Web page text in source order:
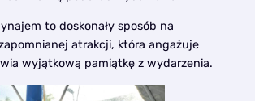
to doskonały sposób na
atrakcji, która angażuje
wyjątkową pamiątkę z wydarzenia.